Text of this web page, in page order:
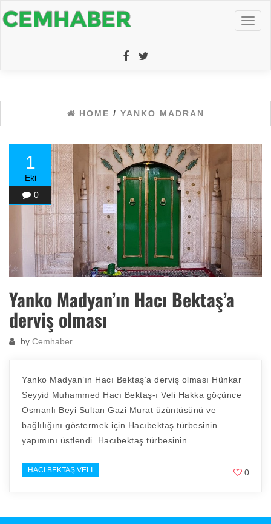
HOME / YANKO MADRAN
1
Eki
0
Yanko Madyan’ın Hacı Bektaş’a
derviş olması
by Cemhaber
Yanko Madyan’ın Hacı Bektaş’a derviş olması Hünkar
Seyyid Muhammed Hacı Bektaş-ı Veli Hakka göçünce
Osmanlı Beyi Sultan Gazi Murat üzüntüsünü ve
bağlılığını göstermek için Hacıbektaş türbesinin
yapımını üstlendi. Hacıbektaş türbesinin…
HACI BEKTAŞ VELI 0